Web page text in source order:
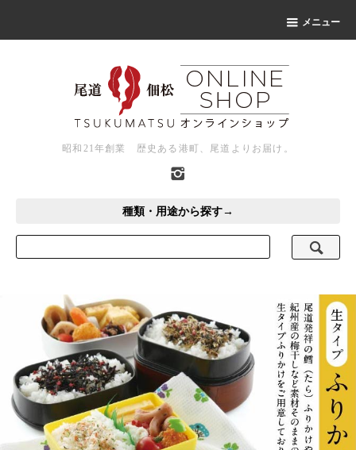
メニュー
昭和21年創業 歴史ある港町、尾道よりお届け。
種類・用途から探す→